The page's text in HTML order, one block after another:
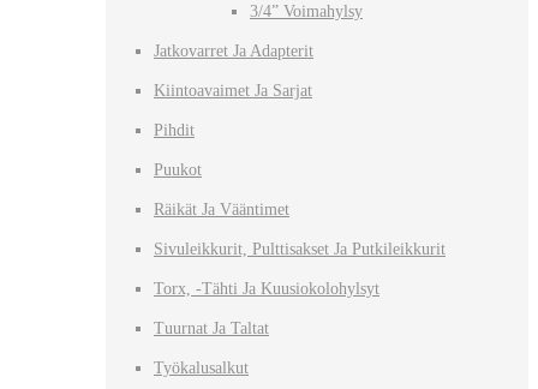
3/4” Voimahylsy
Jatkovarret Ja Adapterit
Kiintoavaimet Ja Sarjat
Pihdit
Puukot
Räikät Ja Vääntimet
Sivuleikkurit, Pulttisakset Ja Putkileikkurit
Torx, -tähti Ja Kuusiokolohylsyt
Tuurnat Ja Taltat
Työkalusalkut